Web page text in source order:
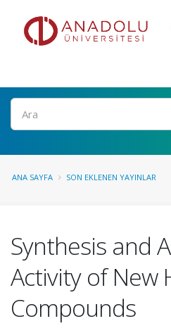
Ara
ANA SAYFA SON EKLENEN YAYINLAR
Synthesis and
Activity of New
Compounds